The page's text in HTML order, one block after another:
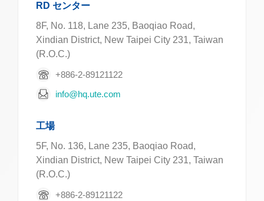
RD センター
8F, No. 118, Lane 235, Baoqiao Road,
Xindian District, New Taipei City 231, Taiwan
(R.O.C.)
+886-2-89121122
info@hq.ute.com
工場
5F, No. 136, Lane 235, Baoqiao Road,
Xindian District, New Taipei City 231, Taiwan
(R.O.C.)
+886-2-89121122